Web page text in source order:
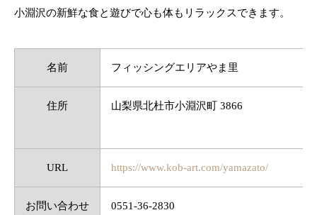
小淵沢の新鮮な食と遊びで心も体もリラックスできます。
名前 フィッシングエリアやま里
住所 山梨県北杜市小淵沢町 3866
URL https://www.kob-art.com/yamazato/
お問い合わせ 0551-36-2830